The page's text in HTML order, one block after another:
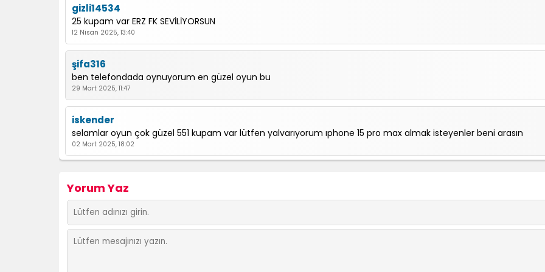
gizli14534
25 kupam var ERZ FK SEVİLİYORSUN
12 Nisan 2025, 13:40
şifa316
ben telefondada oynuyorum en güzel oyun bu
29 Mart 2025, 11:47
iskender
selamlar oyun çok güzel 551 kupam var lütfen yalvarıyorum ıphone 15 pro max almak isteyenler beni arasın
02 Mart 2025, 18:02
ARKADASLAR CEMREYLE OYNUYORUZ OYUN MÜQ AMA BEN TIRNAKLARIMDAN OYNAYAMIYORUM CEMRE BENİ HEP
11 Şubat 2025, 08:49
nehir
oyun çok kasdığı için giremiyorum ama bilgasarda bu hata oluyotek telefonda olmuyo
Yorum Yaz